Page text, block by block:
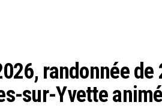
randonnée
sur-Yvette